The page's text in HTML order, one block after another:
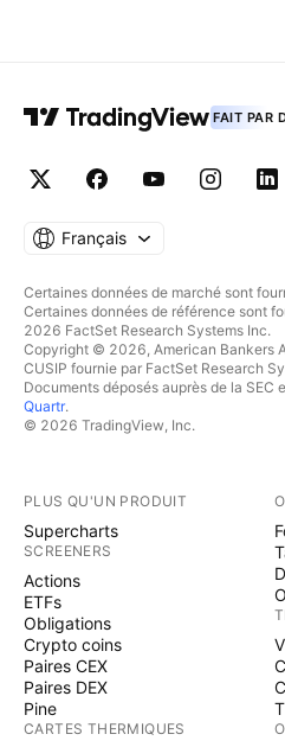
FAIT PAR
Français
Certaines données de marché sont
Certaines données de référence sont
2026 FactSet Research Systems Inc.
Copyright © 2026, American Bankers
CUSIP fournie par FactSet Research
Documents déposés auprès de la SEC
Quartr.
© 2026 TradingView, Inc.
PLUS QU'UN PRODUIT
Supercharts
SCREENERS
Actions
ETFs
Obligations
Crypto coins
Paires CEX
Paires DEX
Pine
CARTES THERMIQUES